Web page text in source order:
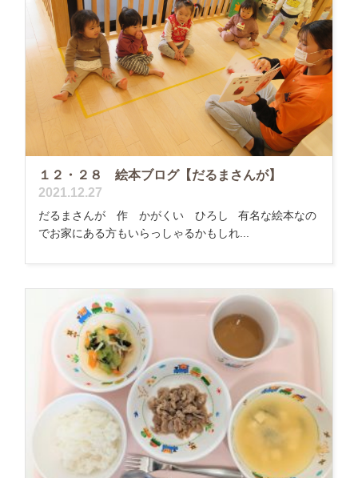
１２・２８ 絵本ブログ【だるまさんが】
2021.12.27
だるまさんが 作 かがくい ひろし 有名な絵本なの
でお家にある方もいらっしゃるかもしれ...